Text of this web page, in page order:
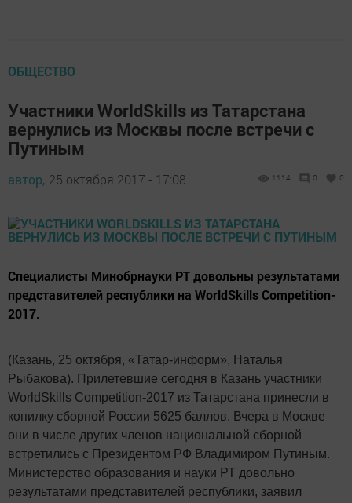
ОБЩЕСТВО
Участники WorldSkills из Татарстана
вернулись из Москвы после встречи с
Путиным
автор, 25 октября 2017 - 17:08 1114 0 0
Специалисты Минобрнауки РТ довольны результатами
представителей республики на WorldSkills Competition-
2017.
(Казань, 25 октября, «Татар-информ», Наталья
Рыбакова). Прилетевшие сегодня в Казань участники
WorldSkills Competition-2017 из Татарстана принесли в
копилку сборной России 5625 баллов. Вчера в Москве
они в числе других членов национальной сборной
встретились с Президентом РФ Владимиром Путиным.
Министерство образования и науки РТ довольно
результатами представителей республики, заявил